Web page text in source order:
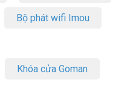
Bộ phát wifi Imou
Khóa cửa Goman